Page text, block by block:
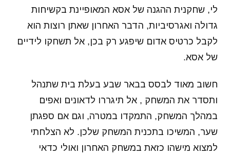
לי, שחקנית ההגנה של אסא המאופיינת בקשיחות
גדולה ואגרסיביות, הדבר האחרון שאתן רוצות הוא
לקבל כרטיס אדום שיפגע רק בכן, אל תשחקו לידיים
של אסא.
חשוב מאוד לבסס בבאר שבע בעלת בית שתנהל
ותסדר את המשחק , אל תיגררו לדאונים ואפים
במהלך המשחק, התמקדו במטרה, וגם אם ספגתן
שער, המשיכו בתכנית המשחק שלכן. לא הצלחתי
למצוא מישהו כזאת במשחק האחרון ואולי כדאי